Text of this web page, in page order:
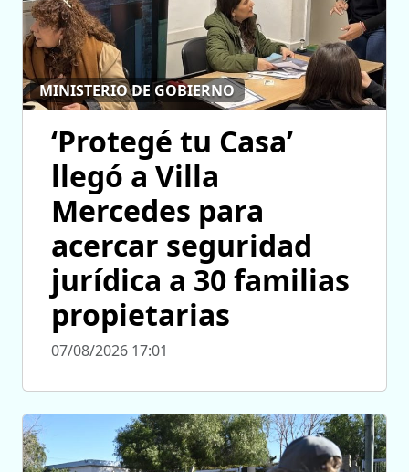
MINISTERIO DE GOBIERNO
‘Protegé tu Casa’
llegó a Villa
Mercedes para
acercar seguridad
jurídica a 30 familias
propietarias
07/08/2026 17:01